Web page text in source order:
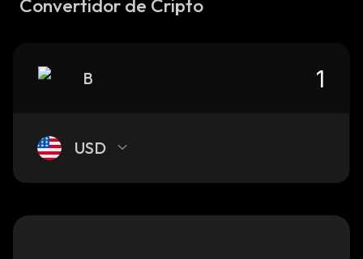
Convertidor de Cripto
B
USD